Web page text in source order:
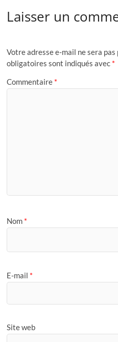
Laisser un
Votre adresse e-mail ne sera pas
obligatoires sont indiqués avec *
Commentaire *
Nom *
E-mail *
Site web